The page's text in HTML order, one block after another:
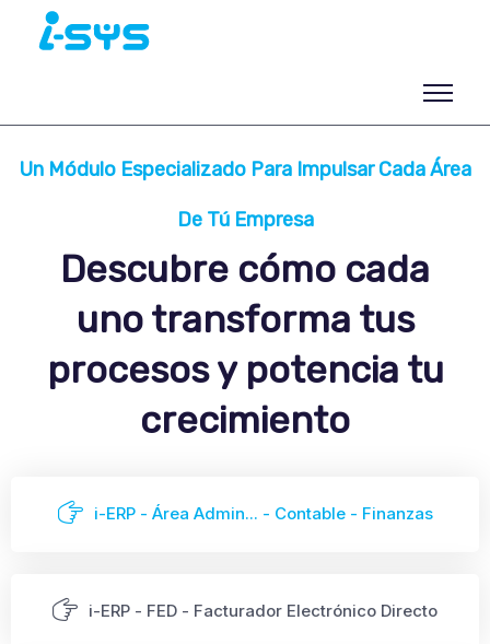
Un Módulo Especializado Para Impulsar Cada Área
De Tú Empresa
Descubre cómo cada
uno transforma tus
procesos y potencia tu
crecimiento
i-ERP - Área Admin... - Contable - Finanzas
i-ERP - FED - Facturador Electrónico Directo